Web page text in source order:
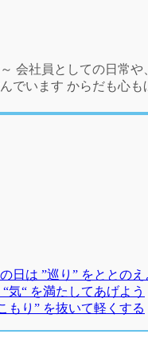
会社員としての日常
でいます からだも心
日は ”巡り” をととのえ
気“ を満たしてあげよう
もり” を抜いて軽くする